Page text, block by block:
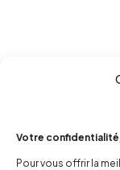
Votre
Pour vous offrir la